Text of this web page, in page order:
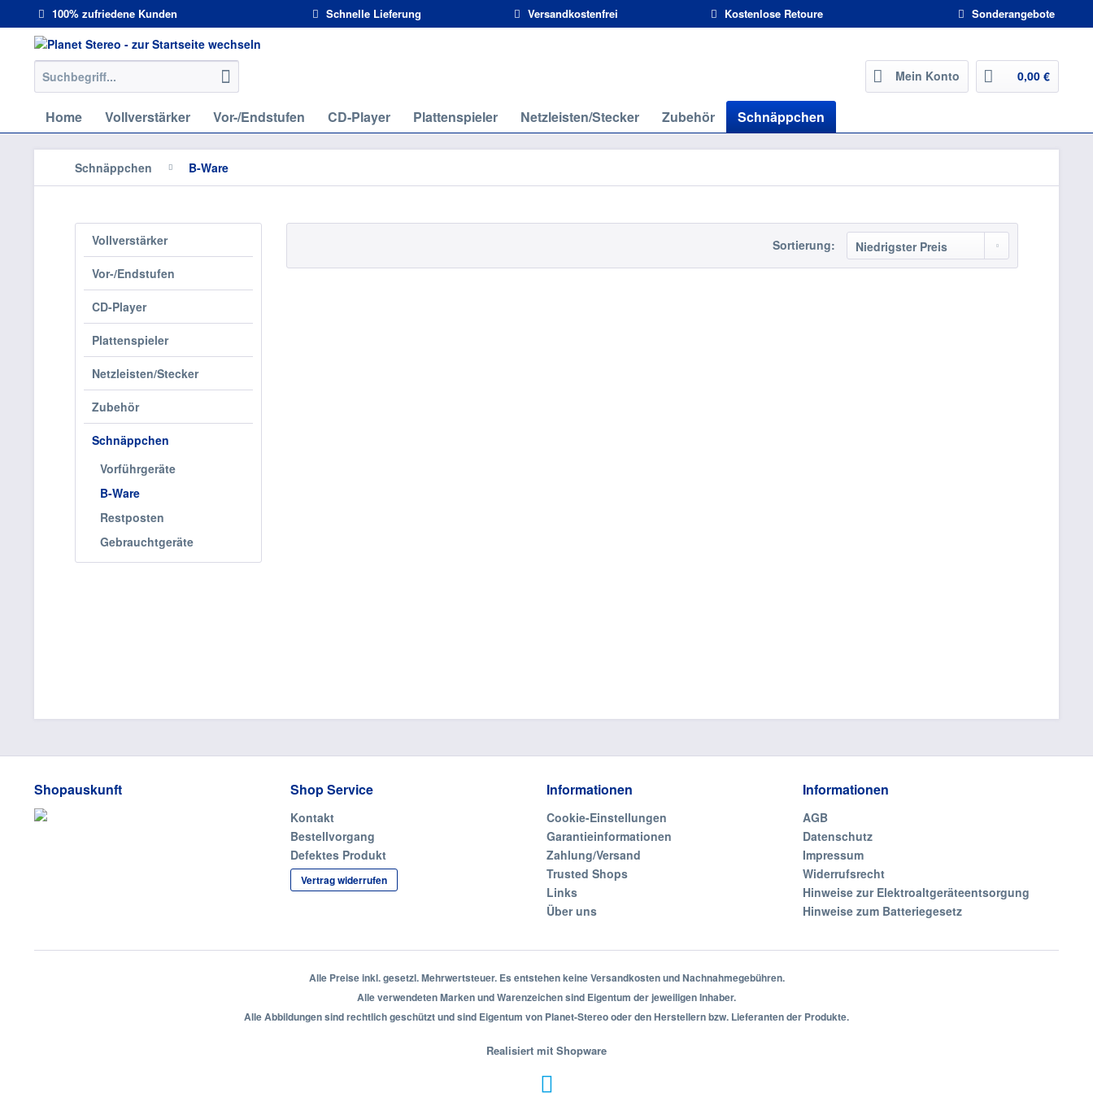
100% zufriedene Kunden Schnelle Lieferung Versandkostenfrei Kostenlose Retoure Sonderangebote
Mein Konto 0,00 €
Home Vollverstärker Vor-/Endstufen CD-Player Plattenspieler Netzleisten/Stecker Zubehör Schnäppchen
Schnäppchen B-Ware
Vollverstärker
Vor-/Endstufen
CD-Player
Plattenspieler
Netzleisten/Stecker
Zubehör
Schnäppchen
Vorführgeräte
B-Ware
Restposten
Gebrauchtgeräte
Sortierung:
Shopauskunft Shop Service
Kontakt
Bestellvorgang
Defektes Produkt
Vertrag widerrufen
Informationen
Cookie-Einstellungen
Garantieinformationen
Zahlung/Versand
Trusted Shops
Links
Über uns
Informationen
AGB
Datenschutz
Impressum
Widerrufsrecht
Hinweise zur Elektroaltgeräteentsorgung
Hinweise zum Batteriegesetz
Alle Preise inkl. gesetzl. Mehrwertsteuer. Es entstehen keine Versandkosten und Nachnahmegebühren.
Alle verwendeten Marken und Warenzeichen sind Eigentum der jeweiligen Inhaber.
Alle Abbildungen sind rechtlich geschützt und sind Eigentum von Planet-Stereo oder den Herstellern bzw. Lieferanten der Produkte.
Realisiert mit Shopware